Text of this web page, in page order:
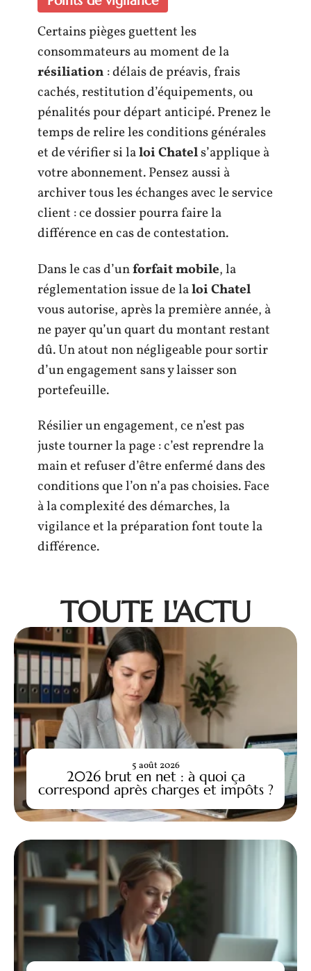
Certains pièges guettent les
consommateurs au moment de la
résiliation : délais de préavis, frais
cachés, restitution d’équipements, ou
pénalités pour départ anticipé. Prenez le
temps de relire les conditions générales
et de vérifier si laloi Chatels’applique à
votre abonnement. Pensez aussi à
archiver tous les échanges avec le service
client : ce dossier pourra faire la
différence en cas de contestation.
Dans le cas d’unforfait mobile, la
réglementation issue de laloi Chatel
vous autorise, après la première année, à
ne payer qu’un quart du montant restant
dû. Un atout non négligeable pour sortir
d’un engagement sans y laisser son
portefeuille.
Résilier un engagement, ce n’est pas
juste tourner la page : c’est reprendre la
main et refuser d’être enfermé dans des
conditions que l’on n’a pas choisies. Face
à la complexité des démarches, la
vigilance et la préparation font toute la
différence.
TOUTE L'ACTU
2026 brut en net : à quoi ça
correspond après charges et impôts ?
5 août 2026